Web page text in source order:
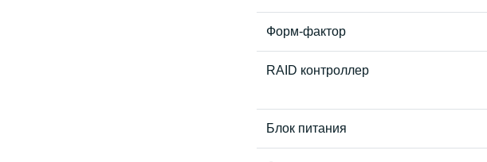
Форм-фактор
RAID контроллер
Блок питания